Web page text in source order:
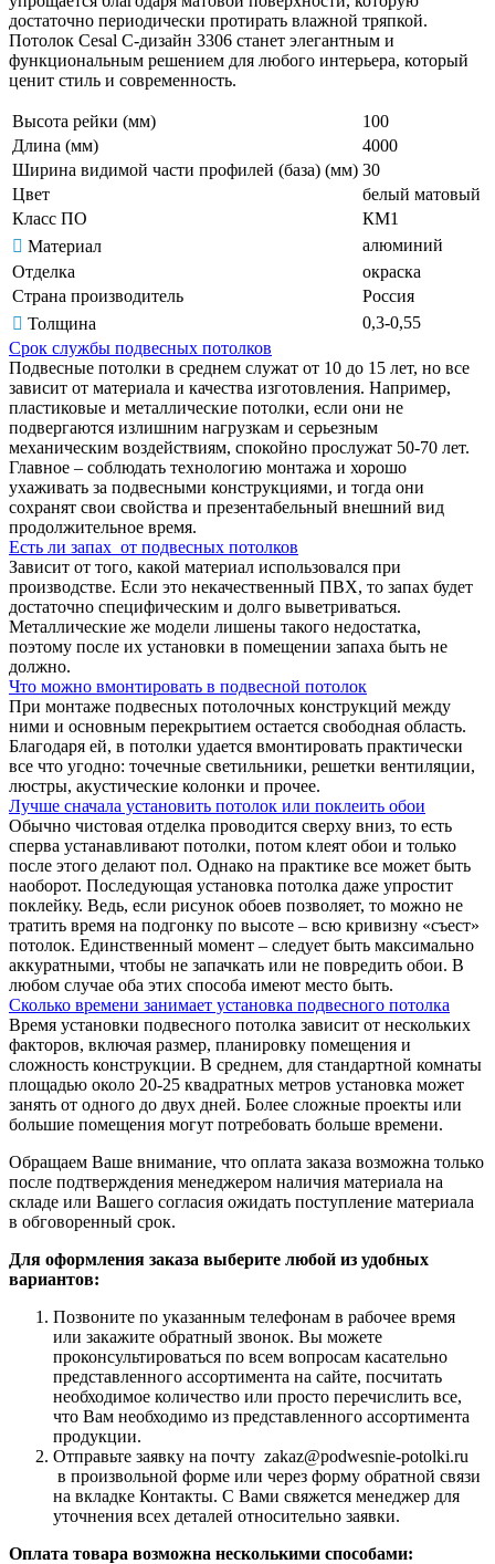
достаточно периодически протирать влажной тряпкой.
Потолок Cesal C-дизайн 3306 станет элегантным и
функциональным решением для любого интерьера, который
ценит стиль и современность.
Высота рейки (мм)
100
Длина (мм)
4000
Ширина видимой части профилей (база) (мм) 30
Цвет
белый матовый
Класс ПО
КМ1
Материал
алюминий
Отделка
окраска
Страна производитель
Россия
Толщина
0,3-0,55
Срок службы подвесных потолков
Подвесные потолки в среднем служат от 10 до 15 лет, но все
зависит от материала и качества изготовления. Например,
пластиковые и металлические потолки, если они не
подвергаются излишним нагрузкам и серьезным
механическим воздействиям, спокойно прослужат 50-70 лет.
Главное – соблюдать технологию монтажа и хорошо
ухаживать за подвесными конструкциями, и тогда они
сохранят свои свойства и презентабельный внешний вид
продолжительное время.
Есть ли запах от подвесных потолков
Зависит от того, какой материал использовался при
производстве. Если это некачественный ПВХ, то запах будет
достаточно специфическим и долго выветриваться.
Металлические же модели лишены такого недостатка,
поэтому после их установки в помещении запаха быть не
должно.
Что можно вмонтировать в подвесной потолок
При монтаже подвесных потолочных конструкций между
ними и основным перекрытием остается свободная область.
Благодаря ей, в потолки удается вмонтировать практически
все что угодно: точечные светильники, решетки вентиляции,
люстры, акустические колонки и прочее.
Лучше сначала установить потолок или поклеить обои
Обычно чистовая отделка проводится сверху вниз, то есть
сперва устанавливают потолки, потом клеят обои и только
после этого делают пол. Однако на практике все может быть
наоборот. Последующая установка потолка даже упростит
поклейку. Ведь, если рисунок обоев позволяет, то можно не
тратить время на подгонку по высоте – всю кривизну «съест»
потолок. Единственный момент – следует быть максимально
аккуратными, чтобы не запачкать или не повредить обои. В
любом случае оба этих способа имеют место быть.
Сколько времени занимает установка подвесного потолка
Время установки подвесного потолка зависит от нескольких
факторов, включая размер, планировку помещения и
сложность конструкции. В среднем, для стандартной комнаты
площадью около 20-25 квадратных метров установка может
занять от одного до двух дней. Более сложные проекты или
большие помещения могут потребовать больше времени.
Обращаем Ваше внимание, что оплата заказа возможна только
после подтверждения менеджером наличия материала на
складе или Вашего согласия ожидать поступление материала
в обговоренный срок.
Для оформления заказа выберите любой из удобных
вариантов:
Позвоните по указанным телефонам в рабочее время
или закажите обратный звонок. Вы можете
проконсультироваться по всем вопросам касательно
представленного ассортимента на сайте, посчитать
необходимое количество или просто перечислить все,
что Вам необходимо из представленного ассортимента
продукции.
Отправьте заявку на почту zakaz@podwesnie-potolki.ru
в произвольной форме или через форму обратной связи
на вкладке Контакты. С Вами свяжется менеджер для
уточнения всех деталей относительно заявки.
Оплата товара возможна несколькими способами: